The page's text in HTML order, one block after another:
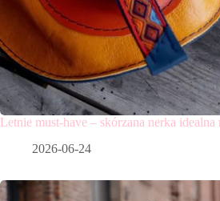
Letnie must-have – skórzana nerka
2026-06-24